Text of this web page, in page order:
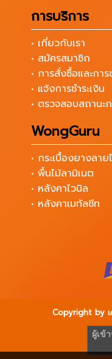
การบริการ
• เกี่ยวกับเรา
• สมัครสมาชิก
• การสั่งซื้อและการ
• แจ้งการชำระเงิน
• ตรวจสอบสถานะ
WongGuru
• กระเบื้องยางลาย
• พื้นไม้ลามิเนต
• หลังคาไวนิล
• หลังคาเมทัลชีท
Copyright by
ผู้เข้